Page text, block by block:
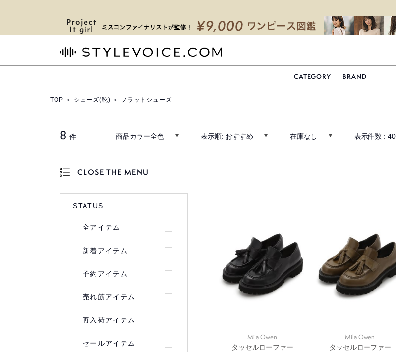
CATEGORY BRAND
TOP ＞ シューズ(靴) ＞ フラットシューズ
8 件 商品カラー全色 表示順: おすすめ 在庫なし 表示件数 :40
CLOSE THE MENU
STATUS
全アイテム
新着アイテム
予約アイテム
売れ筋アイテム
再入荷アイテム
セールアイテム
Mila Owen
タッセルローファー
Mila Owen
タッセルローファー